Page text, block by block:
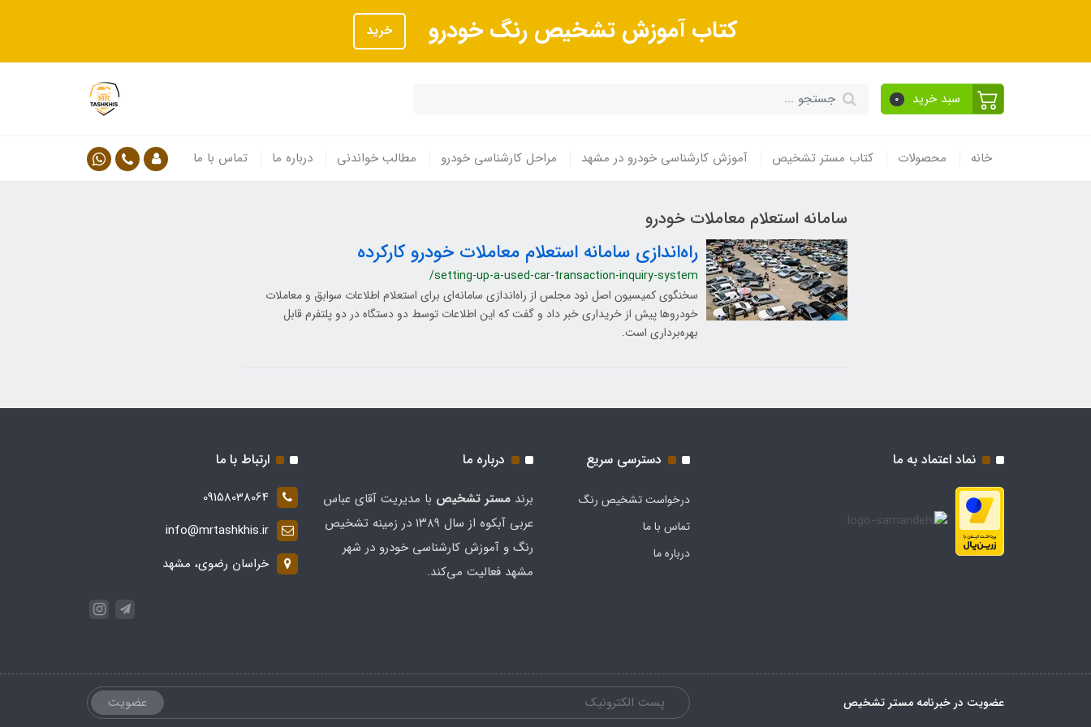
کتاب آموزش تشخیص رنگ خودرو خرید
سبد خرید 0
خانه محصولات کتاب مستر تشخیص آموزش کارشناسی خودرو در مشهد مراحل کارشناسی خودرو مطالب خواندنی درباره ما تماس با ما
سامانه استعلام معاملات خودرو
راه‌اندازی سامانه استعلام معاملات خودرو کارکرده
/setting-up-a-used-car-transaction-inquiry-system
سخنگوی کمیسیون اصل نود مجلس از راه‌اندازی سامانه‌ای برای استعلام اطلاعات سوابق و معاملات
خودروها پیش از خریداری خبر داد و گفت که این اطلاعات توسط دو دستگاه در دو پلتفرم قابل
بهره‌برداری است.
نماد اعتماد به ما دسترسی سریع
درخواست تشخیص رنگ
تماس با ما
درباره ما
درباره ما
برند مستر تشخيص با مدیریت آقای عباس
عربی آبکوه از سال ۱۳۸۹ در زمینه تشخیص
رنگ و آموزش کارشناسی خودرو در شهر
مشهد فعالیت می‌کند.
ارتباط با ما
09158038064
info@mrtashkhis.ir
خراسان رضوی، مشهد
عضویت در خبرنامه مستر تشخیص عضویت